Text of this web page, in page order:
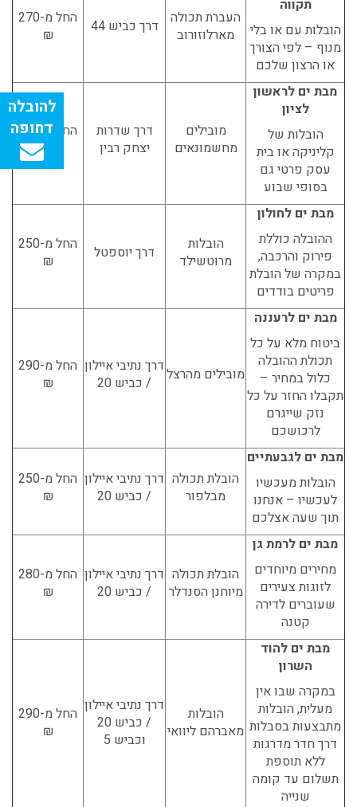
תקווה
הובלות עם או בלי
מנוף – לפי הצורך
או הרצון שלכם
העברת תכולה
מארלוזורוב
דרך כביש 44
החל מ-270
₪
מבת ים לראשון
לציון
הובלות של
קליניקה או בית
עסק פרטי גם
בסופי שבוע
מובילים
מחשמונאים
דרך שדרות
יצחק רבין
החל מ-250
₪
מבת ים לחולון
ההובלה כוללת
פירוק והרכבה,
במקרה של הובלת
פריטים בודדים
הובלות
מרוטשילד
דרך יוספטל
החל מ-250
₪
מבת ים לרעננה
ביטוח מלא על כל
תכולת ההובלה
כלול במחיר –
תקבלו החזר על כל
נזק שייגרם
לרכושכם
מובילים מהרצלדרך נתיבי איילון
/ כביש 20
החל מ-290
₪
מבת ים לגבעתיים
הובלות מעכשיו
לעכשיו – אנחנו
תוך שעה אצלכם
הובלת תכולה
מבלפור
דרך נתיבי איילון
/ כביש 20
החל מ-250
₪
מבת ים לרמת גן
מחירים מיוחדים
לזוגות צעירים
שעוברים לדירה
קטנה
הובלת תכולה
מיוחנן הסנדלר
דרך נתיבי איילון
/ כביש 20
החל מ-280
₪
מבת ים להוד
השרון
במקרה שבו אין
מעלית, הובלות
מתבצעות בסבלות
דרך חדר מדרגות
ללא תוספת
תשלום עד קומה
שנייה
הובלות
מאברהם ליוואי
דרך נתיבי איילון
/ כביש 20
וכביש 5
החל מ-290
₪